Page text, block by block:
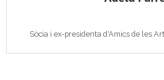
Sòcia i ex-presidenta d'Amics de les